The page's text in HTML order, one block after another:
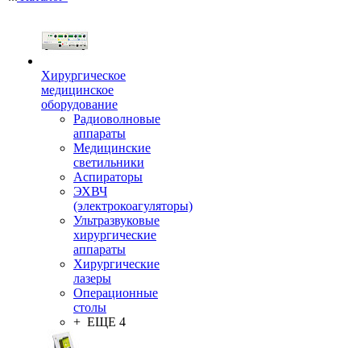
Хирургическое
медицинское
оборудование
Радиоволновые
аппараты
Медицинские
светильники
Аспираторы
ЭХВЧ
(электрокоагуляторы)
Ультразвуковые
хирургические
аппараты
Хирургические
лазеры
Операционные
столы
+ ЕЩЕ 4